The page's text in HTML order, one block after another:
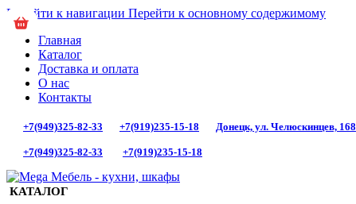
Перейти к навигации Перейти к основному содержимому
Главная
Каталог
Доставка и оплата
О нас
Контакты
+7(949)325-82-33 +7(919)235-15-18 Донецк, ул. Челюскинцев, 168
+7(949)325-82-33 +7(919)235-15-18
КАТАЛОГ